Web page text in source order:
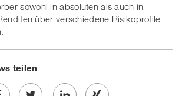
sowohl in absoluten als auch in
über verschiedene Risikoprofile
teilen